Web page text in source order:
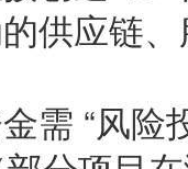
供应链
需 “风险